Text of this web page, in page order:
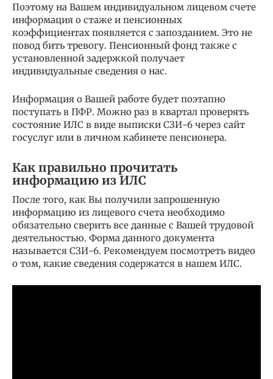
Поэтому на Вашем индивидуальном лицевом счете
информация о стаже и пенсионных
коэффициентах появляется с запозданием. Это не
повод бить тревогу. Пенсионный фонд также с
установленной задержкой получает
индивидуальные сведения о нас.
Информация о Вашей работе будет поэтапно
поступать в ПФР. Можно раз в квартал проверять
состояние ИЛС в виде выписки СЗИ-6 через сайт
госуслуг или в личном кабинете пенсионера.
Как правильно прочитать
информацию из ИЛС
После того, как Вы получили запрошенную
информацию из лицевого счета необходимо
обязательно сверить все данные с Вашей трудовой
деятельностью. Форма данного документа
называется СЗИ-6. Рекомендуем посмотреть видео
о том, какие сведения содержатся в нашем ИЛС.